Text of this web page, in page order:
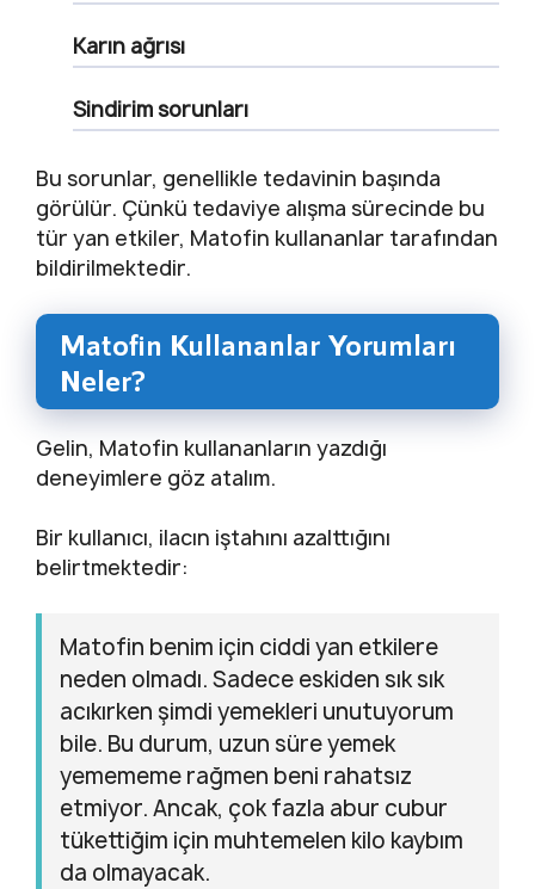
Karın ağrısı
Sindirim sorunları
Bu sorunlar, genellikle tedavinin başında
görülür. Çünkü tedaviye alışma sürecinde bu
tür yan etkiler, Matofin kullananlar tarafından
bildirilmektedir.
Matofin Kullananlar Yorumları
Neler?
Gelin, Matofin kullananların yazdığı
deneyimlere göz atalım.
Bir kullanıcı, ilacın iştahını azalttığını
belirtmektedir:
Matofin benim için ciddi yan etkilere
neden olmadı. Sadece eskiden sık sık
acıkırken şimdi yemekleri unutuyorum
bile. Bu durum, uzun süre yemek
yemememe rağmen beni rahatsız
etmiyor. Ancak, çok fazla abur cubur
tükettiğim için muhtemelen kilo kaybım
da olmayacak.